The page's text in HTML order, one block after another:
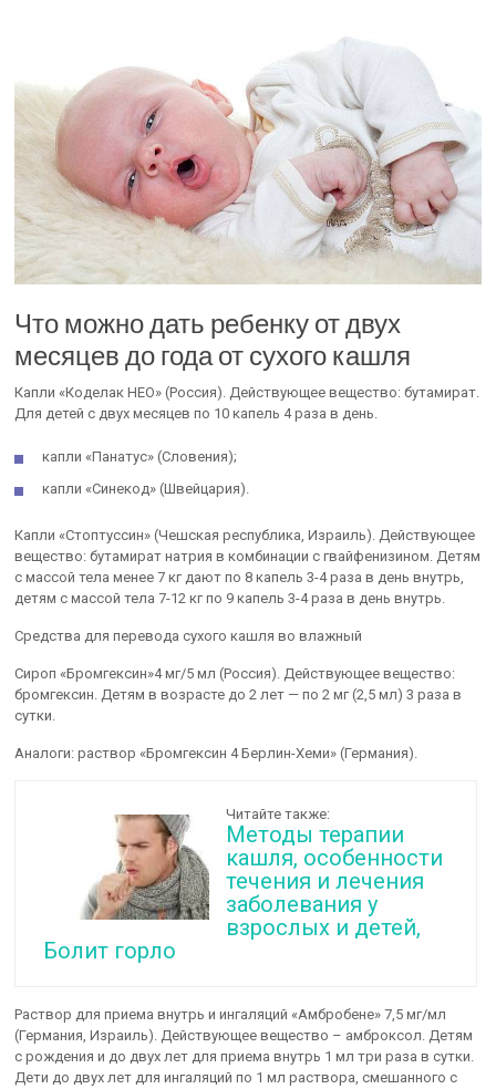
Что можно дать ребенку от двух
месяцев до года от сухого кашля
Капли «Коделак НЕО» (Россия). Действующее вещество: бутамират.
Для детей с двух месяцев по 10 капель 4 раза в день.
капли «Панатус» (Словения);
капли «Синекод» (Швейцария).
Капли «Стоптуссин» (Чешская республика, Израиль). Действующее
вещество: бутамират натрия в комбинации с гвайфенизином. Детям
с массой тела менее 7 кг дают по 8 капель 3-4 раза в день внутрь,
детям с массой тела 7-12 кг по 9 капель 3-4 раза в день внутрь.
Средства для перевода сухого кашля во влажный
Сироп «Бромгексин»4 мг/5 мл (Россия). Действующее вещество:
бромгексин. Детям в возрасте до 2 лет — по 2 мг (2,5 мл) 3 раза в
сутки.
Аналоги: раствор «Бромгексин 4 Берлин-Хеми» (Германия).
Читайте также:
Методы терапии
кашля, особенности
течения и лечения
заболевания у
взрослых и детей,
Болит горло
Раствор для приема внутрь и ингаляций «Амбробене» 7,5 мг/мл
(Германия, Израиль). Действующее вещество – амброксол. Детям
с рождения и до двух лет для приема внутрь 1 мл три раза в сутки.
Дети до двух лет для ингаляций по 1 мл раствора, смешанного с